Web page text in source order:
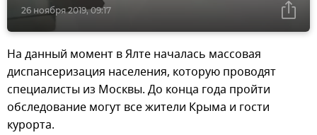
26 ноября 2019, 09:17
На данный момент в Ялте началась массовая
диспансеризация населения, которую проводят
специалисты из Москвы. До конца года пройти
обследование могут все жители Крыма и гости
курорта.